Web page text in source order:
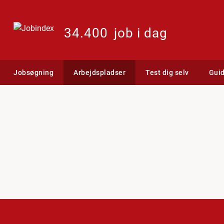
34.400 job i dag
Jobsøgning Arbejdspladser Test dig selv